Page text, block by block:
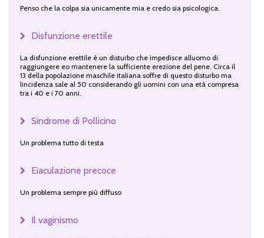
Penso che la colpa sia unicamente mia e credo sia psicologica.
Disfunzione erettile
La disfunzione erettile è un disturbo che impedisce alluomo di
raggiungere eo mantenere la sufficiente erezione del pene. Circa il
13 della popolazione maschile italiana soffre di questo disturbo ma
lincidenza sale al 50 considerando gli uomini con una età compresa
tra i 40 e i 70 anni.
Sindrome di Pollicino
Un problema tutto di testa
Eiaculazione precoce
Un problema sempre più diffuso
Il vaginismo